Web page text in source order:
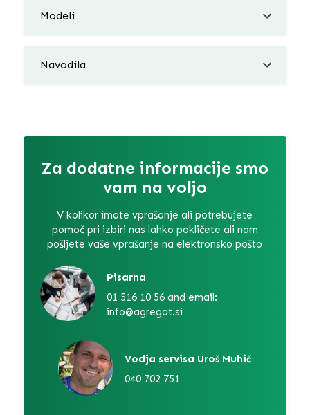
Modeli
Navodila
Za dodatne informacije smo
vam na voljo
V kolikor imate vprašanje ali potrebujete
pomoč pri izbiri nas lahko pokličete ali nam
pošljete vaše vprašanje na elektronsko pošto
Pisarna
01 516 10 56 and email:
info@agregat.si
Vodja servisa Uroš Muhič
040 702 751